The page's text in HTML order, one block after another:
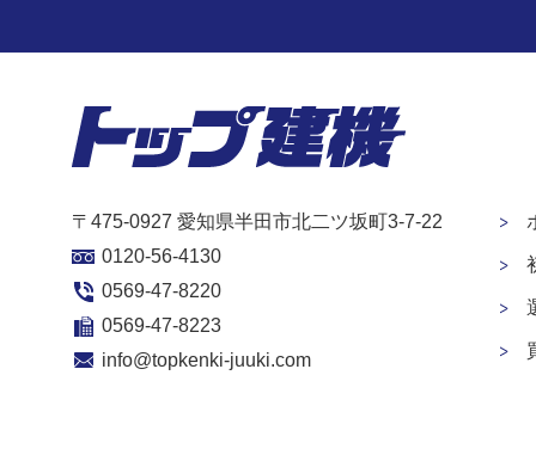
〒475-0927 愛知県半田市北二ツ坂町3-7-22
0120-56-4130
0569-47-8220
0569-47-8223
info@topkenki-juuki.com